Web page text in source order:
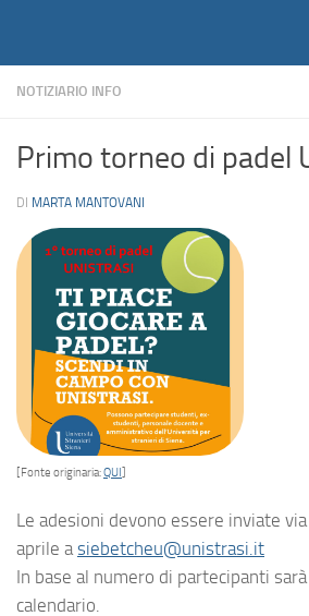
NOTIZIARIO INFO
Primo torneo di padel
DI MARTA MANTOVANI
[Fonte originaria:QUI
Le adesioni devono essere inviate
aprile asiebetcheu@unistrasi.it
In base al numero di partecipanti
calendario.